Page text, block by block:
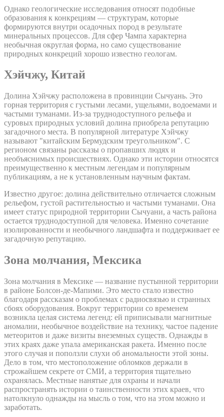
Однако геологические исследования относят подобные
образования к конкрециям — структурам, которые
формируются внутри осадочных пород в результате
минеральных процессов. Для сфер Чампа характерна
необычная округлая форма, но само существование
природных конкреций хорошо известно геологам.
Хэйчжу, Китай
Долина Хэйчжу расположена в провинции Сычуань. Это
горная территория с густыми лесами, ущельями, водоемами и
частыми туманами. Из-за труднодоступного рельефа и
суровых природных условий долина приобрела репутацию
загадочного места. В популярной литературе Хэйчжу
называют "китайским Бермудским треугольником". С
регионом связаны рассказы о пропавших людях и
необъяснимых происшествиях. Однако эти истории относятся
преимущественно к местным легендам и популярным
публикациям, а не к установленным научным фактам.
Известно другое: долина действительно отличается сложным
рельефом, густой растительностью и частыми туманами. Она
имеет статус природной территории Сычуани, а часть района
остается труднодоступной для человека. Именно сочетание
изолированности и необычного ландшафта и поддерживает ее
загадочную репутацию.
Зона молчания, Мексика
Зона молчания в Мексике — название пустынной территории
в районе Болсон-де-Мапими. Это место стало известно
благодаря рассказам о проблемах с радиосвязью и странных
сбоях оборудования. Вокруг территории со временем
возникла целая система легенд: ей приписывали магнитные
аномалии, необычное воздействие на технику, частое падение
метеоритов и даже визиты внеземных существ. Однажды в
этих краях даже упала американская ракета. Именно после
этого случая и поползли слухи об аномальности этой зоны.
Дело в том, что местоположение обломков держали в
строжайшем секрете от СМИ, а территория тщательно
охранялась. Местные нанятые для охраны и начали
распространять истории о таинственности этих краев, что
натолкнуло однажды на мысль о том, что на этом можно и
заработать.